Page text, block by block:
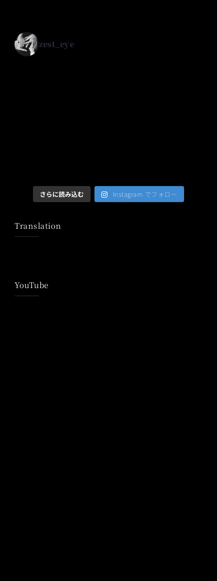
zest_eye
さらに読み込む Instagram でフォロー
Translation
YouTube